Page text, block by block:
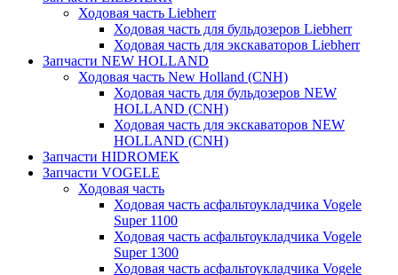
Ходовая часть Liebherr
Ходовая часть для бульдозеров Liebherr
Ходовая часть для экскаваторов Liebherr
Запчасти NEW HOLLAND
Ходовая часть New Holland (CNH)
Ходовая часть для бульдозеров NEW
HOLLAND (CNH)
Ходовая часть для экскаваторов NEW
HOLLAND (CNH)
Запчасти HIDROMEK
Запчасти VOGELE
Ходовая часть
Ходовая часть асфальтоукладчика Vogele
Super 1100
Ходовая часть асфальтоукладчика Vogele
Super 1300
Ходовая часть асфальтоукладчика Vogele